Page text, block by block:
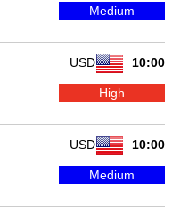
Medium
10:00
USD
High
10:00
USD
Medium